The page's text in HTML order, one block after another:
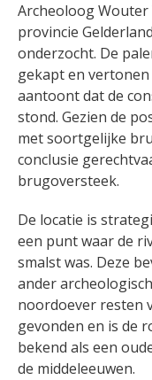
Archeoloog
provincie
onderzocht. De
gekapt en
aantoont dat de
stond. Gezien de
met soortgelijke
conclusie
brugoversteek.
De locatie is
een punt waar de
smalst was. Deze
ander
noordoever resten
gevonden en is de
bekend als een
de middeleeuwen.